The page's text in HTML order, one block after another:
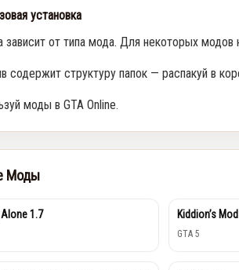
установка
зависит от типа мода. Для некоторых
содержит структуру папок — распакуй в
моды в GTA Online.
Моды
1.7 Kiddion’s Mod
GTA 5